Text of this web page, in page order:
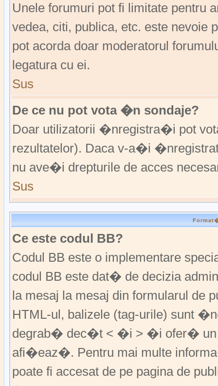
Unele forumuri pot fi limitate pentru
vedea, citi, publica, etc. este
pot acorda doar moderatorul
legatura cu ei.
Sus
De ce nu pot vota �n sondaje?
Doar utilizatorii �nregistra�i pot
rezultatelor). Daca v-a�i
nu ave�i drepturile de acces
Sus
Ce este codul BB?
Codul BB este o implementare
codul BB este dat� de decizia
la mesaj la mesaj din formularul de
HTML-ul, balizele (tag-urile) sunt
degrab� dec�t < �i > �i ofer� un
afi�eaz�. Pentru mai multe
poate fi accesat de pe pagina de